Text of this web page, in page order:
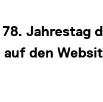
Jahrestag
den